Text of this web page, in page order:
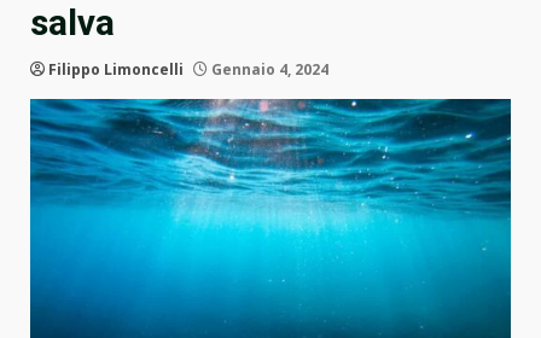
salva
Filippo Limoncelli Gennaio 4, 2024